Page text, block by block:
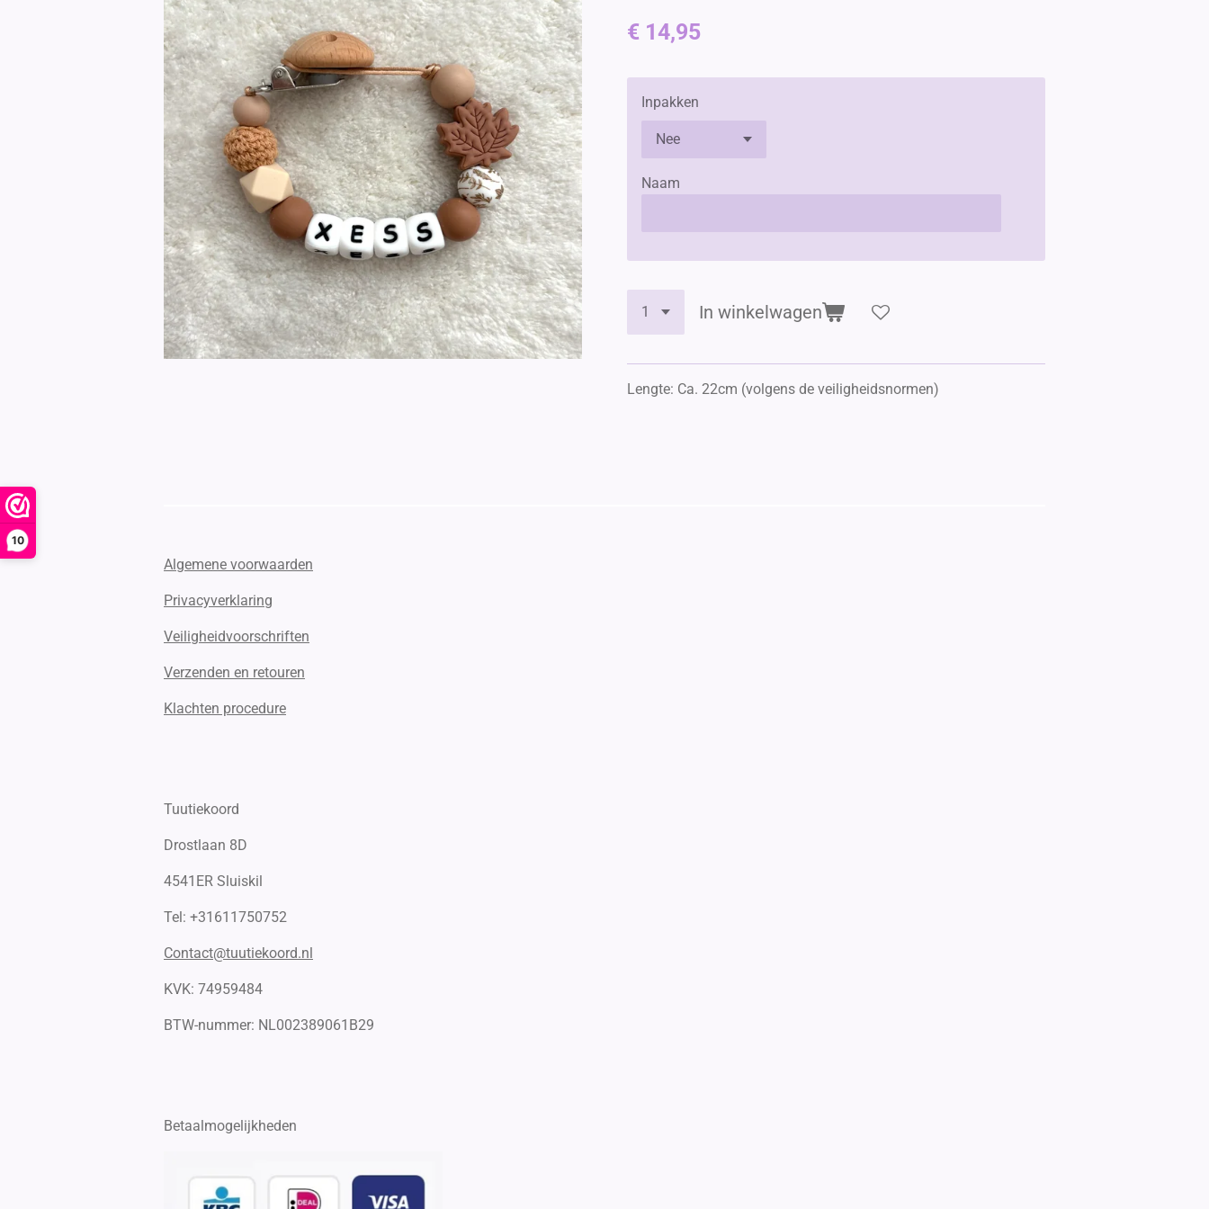
10
€ 14,95
Inpakken
Naam
In winkelwagen
Lengte: Ca. 22cm (volgens de veiligheidsnormen)
Algemene voorwaarden
Privacyverklaring
Veiligheidvoorschriften
Verzenden en retouren
Klachten procedure
Tuutiekoord
Drostlaan 8D
4541ER Sluiskil
Tel: +31611750752
Contact@tuutiekoord.nl
KVK: 74959484
BTW-nummer: NL002389061B29
Betaalmogelijkheden